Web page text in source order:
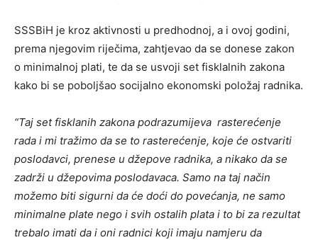
SSSBiH je kroz aktivnosti u predhodnoj, a i ovoj godini,
prema njegovim riječima, zahtjevao da se donese zakon
o minimalnoj plati, te da se usvoji set fisklalnih zakona
kako bi se poboljšao socijalno ekonomski položaj radnika.
“Taj set fisklanih zakona podrazumijeva rasterećenje
rada i mi tražimo da se to rasterećenje, koje će ostvariti
poslodavci, prenese u džepove radnika, a nikako da se
zadrži u džepovima poslodavaca. Samo na taj način
možemo biti sigurni da će doći do povećanja, ne samo
minimalne plate nego i svih ostalih plata i to bi za rezultat
trebalo imati da i oni radnici koji imaju namjeru da